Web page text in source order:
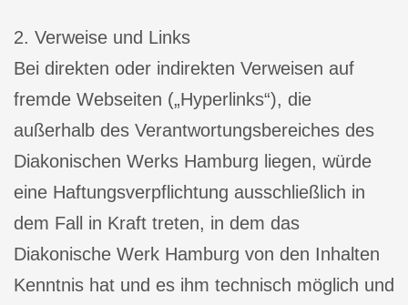
2. Verweise und Links
Bei direkten oder indirekten Verweisen auf
fremde Webseiten („Hyperlinks“), die
außerhalb des Verantwortungsbereiches des
Diakonischen Werks Hamburg liegen, würde
eine Haftungsverpflichtung ausschließlich in
dem Fall in Kraft treten, in dem das
Diakonische Werk Hamburg von den Inhalten
Kenntnis hat und es ihm technisch möglich und